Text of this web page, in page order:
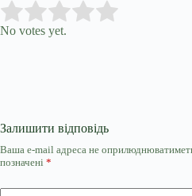
Rate this item:
No votes yet.
Залишити відповідь
Ваша e-mail адреса не
позначені *